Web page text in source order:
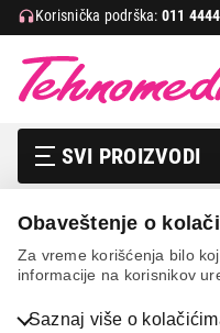
Obaveštenje o
Za vreme korišćenja bilo
informacije na korisnikov
Saznaj više o
Korisnička podrška: 011
SVI PROIZVODI
Bela tehnika
Mali kuhinjski
Cena od